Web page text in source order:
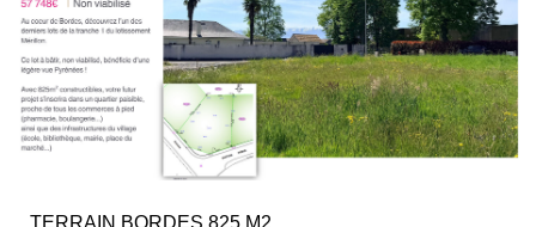
TERRAIN BORDES 825 M2